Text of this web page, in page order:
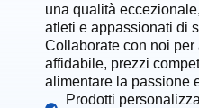
una qualità
atleti e appassionati di
Collaborate con noi
affidabile, prezzi
alimentare la passione
Prodotti